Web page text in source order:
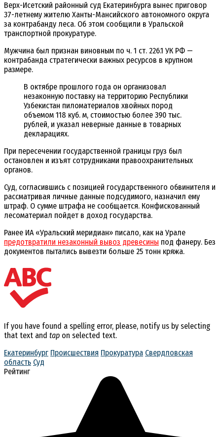
Верх-Исетский районный суд Екатеринбурга вынес приговор
37-летнему жителю Ханты-Мансийского автономного округа
за контрабанду леса. Об этом сообщили в Уральской
транспортной прокуратуре.
Мужчина был признан виновным по ч. 1 ст. 226.1 УК РФ —
контрабанда стратегически важных ресурсов в крупном
размере.
В октябре прошлого года он организовал
незаконную поставку на территорию Республики
Узбекистан пиломатериалов хвойных пород
объемом 118 куб. м, стоимостью более 390 тыс.
рублей, и указал неверные данные в товарных
декларациях.
При пересечении государственной границы груз был
остановлен и изъят сотрудниками правоохранительных
органов.
Суд, согласившись с позицией государственного обвинителя и
рассматривая личные данные подсудимого, назначил ему
штраф. О сумме штрафа не сообщается. Конфискованный
лесоматериал пойдет в доход государства.
Ранее ИА «Уральский меридиан» писало, как на Урале
предотвратили незаконный вывоз древесины под фанеру. Без
документов пытались вывезти больше 25 тонн кряжа.
If you have found a spelling error, please, notify us by selecting
that text and tap on selected text.
Екатеринбург Происшествия Прокуратура Свердловская
область Суд
Рейтинг